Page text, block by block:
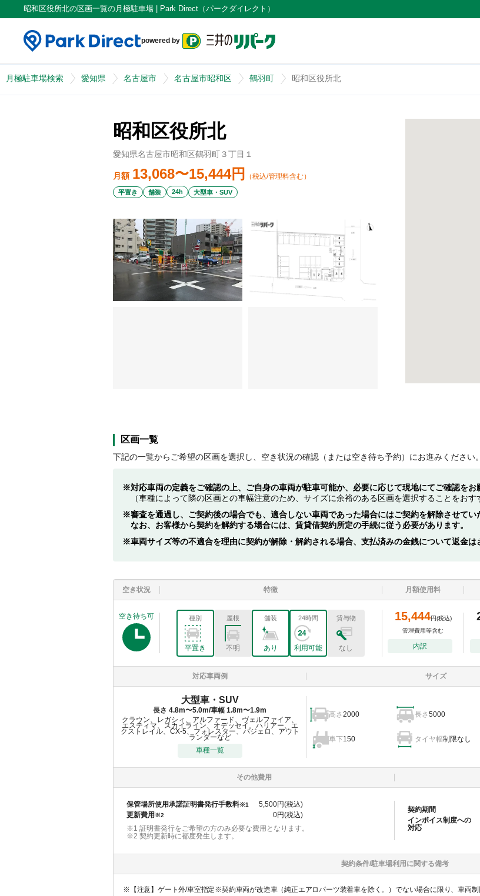
昭和区役所北の区画一覧の月極駐車場 | Park Direct（パークダイレクト）
powered by
月極駐車場検索 愛知県 名古屋市 名古屋市昭和区 鶴羽町 昭和区役所北
昭和区役所北
愛知県名古屋市昭和区鶴羽町３丁目１
月額 13,068〜15,444円 （税込/管理料含む）
平置き 舗装 24h 大型車・SUV
区画一覧
下記の一覧からご希望の区画を選択し、空き状況の確認（または空き待ち予約）にお進みください。
対応車両の定義をご確認の上、ご自身の車両が駐車可能か、必要に応じて現地にてご確認をお
（車種によって隣の区画との車幅注意のため、サイズに余裕のある区画を選択することをおす
審査を通過し、ご契約後の場合でも、適合しない車両であった場合にはご契約を解除させてい
なお、お客様から契約を解約する場合には、賃貸借契約所定の手続に従う必要があります。
車両サイズ等の不適合を理由に契約が解除・解約される場合、支払済みの金銭について返金は
空き状況 特徴 月額使用料
空き待ち可 種別
平置き
屋根
不明
舗装
あり
24時間
利用可能
貸与物
なし
15,444円(税込)
管理費用等含む
内訳
対応車両例 サイズ
大型車・SUV
長さ 4.8m〜5.0m/車幅 1.8m〜1.9m
クラウン、レガシィ、アルファード、ヴェルファイア、
エスティマ、スカイライン、オデッセイ、ハリアー、エ
クストレイル、CX-5、フォレスター、パジェロ、アウト
ランダーなど
車種一覧
高さ2000 長さ5000
車下150 タイヤ幅制限なし
その他費用
保管場所使用承諾証明書発行手数料※1 5,500円(税込)
更新費用 ※2 0円(税込)
※1 証明書発行をご希望の方のみ必要な費用となります。
※2 契約更新時に都度発生します。
契約期間
インボイス制度への
対応
契約条件/駐車場利用に関する備考
※【注意】ゲート外/車室指定※契約車両が改造車（純正エアロパーツ装着車を除く。）でない場合に限り、車両